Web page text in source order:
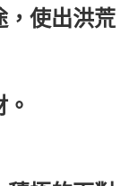
，使出洪荒